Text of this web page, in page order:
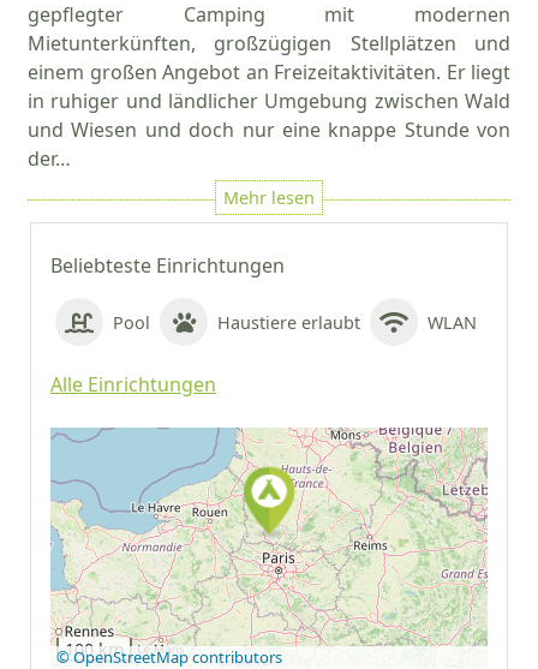
Beliebteste Einrichtungen
Pool Haustiere erlaubt WLAN
Alle Einrichtungen
Auf Google Maps
anzeigen
100 km
© OpenStreetMap contributors
gepflegter Camping mit modernen
Mietunterkünften, großzügigen Stellplätzen und
einem großen Angebot an Freizeitaktivitäten. Er liegt
in ruhiger und ländlicher Umgebung zwischen Wald
und Wiesen und doch nur eine knappe Stunde von
der…